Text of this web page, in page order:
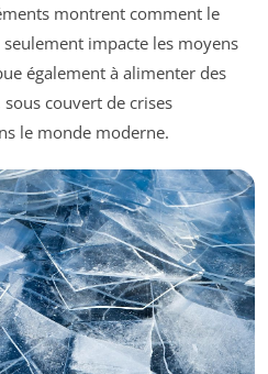
montrent comment le
impacte les moyens
également à alimenter des
couvert de crises
le monde moderne.